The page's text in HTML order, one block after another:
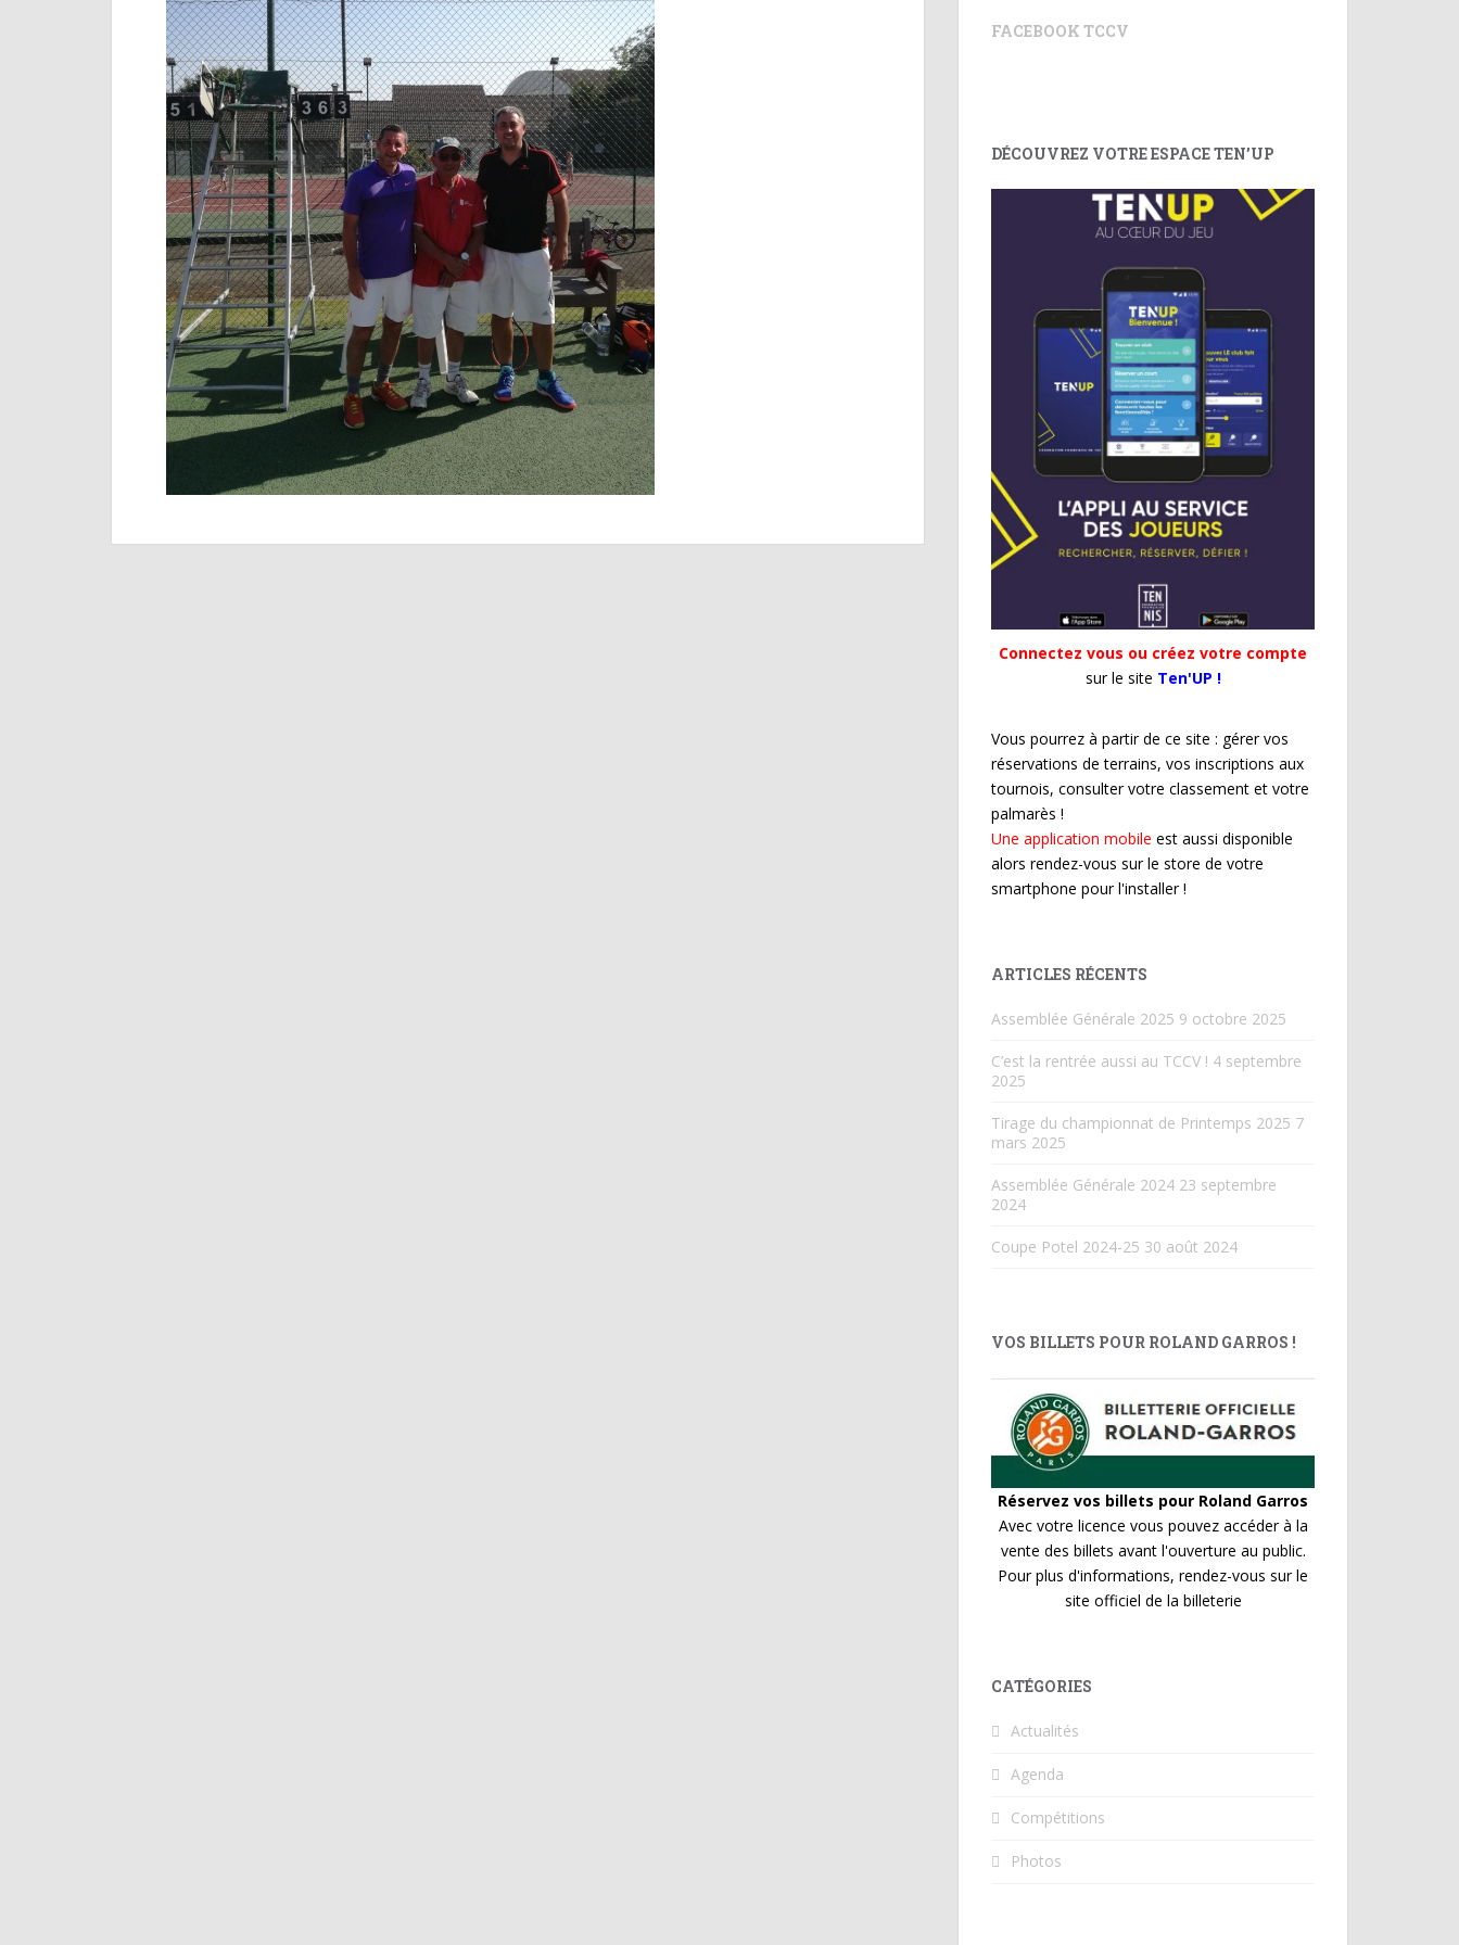
FACEBOOK TCCV
DÉCOUVREZ VOTRE ESPACE TEN’UP
Connectez vous ou créez votre compte
sur le site Ten'UP !
Vous pourrez à partir de ce site : gérer vos
réservations de terrains, vos inscriptions aux
tournois, consulter votre classement et votre
palmarès !
Une application mobile est aussi disponible
alors rendez-vous sur le store de votre
smartphone pour l'installer !
ARTICLES RÉCENTS
Assemblée Générale 2025 9 octobre 2025
C’est la rentrée aussi au TCCV ! 4 septembre
2025
Tirage du championnat de Printemps 2025 7
mars 2025
Assemblée Générale 2024 23 septembre
2024
Coupe Potel 2024-25 30 août 2024
VOS BILLETS POUR ROLAND GARROS !
Réservez vos billets pour Roland Garros
Avec votre licence vous pouvez accéder à la
vente des billets avant l'ouverture au public.
Pour plus d'informations, rendez-vous sur le
site officiel de la billeterie
CATÉGORIES
Actualités
Agenda
Compétitions
Photos